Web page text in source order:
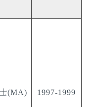
(MA) 1997-1999